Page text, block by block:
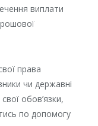
виплати
права
чи державні
обов’язки,
по допомогу